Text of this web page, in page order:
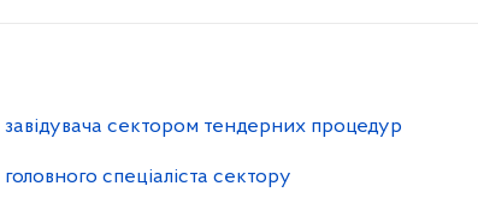
сектором тендерних процедур
спеціаліста сектору